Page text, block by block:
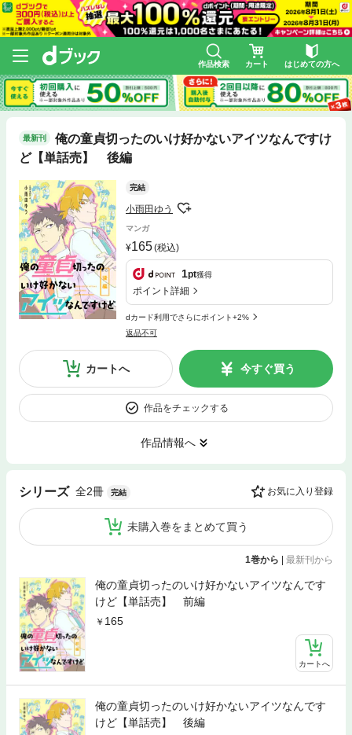
作品検索 カート はじめての方へ
最新刊
俺の童貞切ったのいけ好かないアイツなんですけ
ど【単話売】 後編
完結
小雨田ゆう
マンガ
165(税込)
1pt獲得
ポイント詳細
dカード利用でさらにポイント+2%
返品不可
カートへ 今すぐ買う
作品をチェックする
作品情報へ
シリーズ 全2冊 完結 お気に入り登録
未購入巻をまとめて買う
1巻から 最新刊から
俺の童貞切ったのいけ好かないアイツなんです
けど【単話売】 前編
165
カートへ
俺の童貞切ったのいけ好かないアイツなんです
けど【単話売】 後編